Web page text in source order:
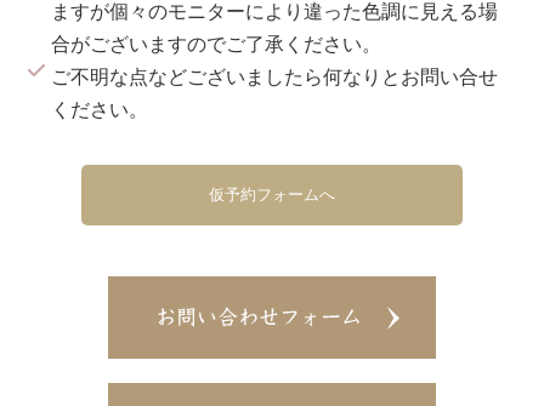
ますが個々のモニターにより違った色調に見える場
合がございますのでご了承ください。
ご不明な点などございましたら何なりとお問い合せ
ください。
仮予約フォームへ